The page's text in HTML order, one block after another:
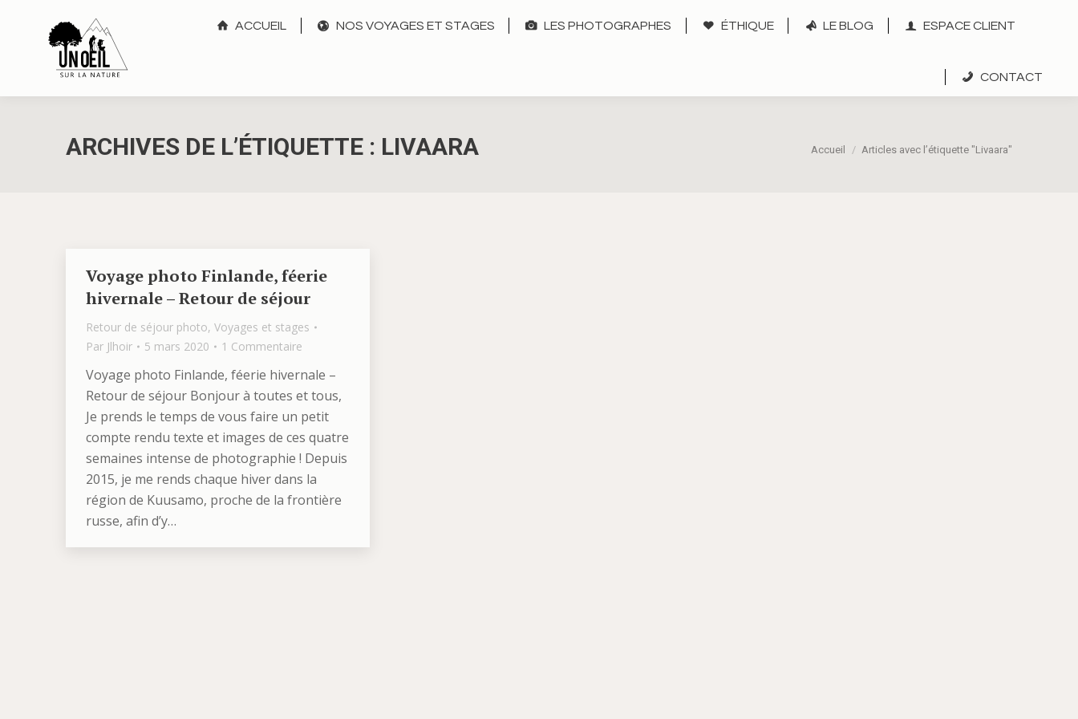
ACCUEIL NOS VOYAGES ET STAGES LES PHOTOGRAPHES ÉTHIQUE LE BLOG ESPACE CLIENT
CONTACT
ARCHIVES DE L’ÉTIQUETTE : LIVAARA Vous êtes ici :
Accueil Articles avec l’étiquette "Livaara"
Voyage photo Finlande, féerie
hivernale – Retour de séjour
Retour de séjour photo, Voyages et stages
Par Jlhoir 5 mars 2020 1 Commentaire
Voyage photo Finlande, féerie hivernale –
Retour de séjour Bonjour à toutes et tous,
Je prends le temps de vous faire un petit
compte rendu texte et images de ces quatre
semaines intense de photographie ! Depuis
2015, je me rends chaque hiver dans la
région de Kuusamo, proche de la frontière
russe, afin d’y…